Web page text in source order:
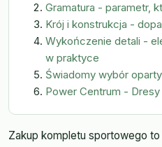
Gramatura - parametr,
Krój i konstrukcja -
Wykończenie detali -
w praktyce
Świadomy wybór
Power Centrum -
Zakup kompletu sportowego